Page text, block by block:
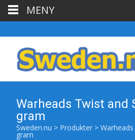
Warheads Twist and
gram
Sweden.nu > Produkter >
gram
MENY